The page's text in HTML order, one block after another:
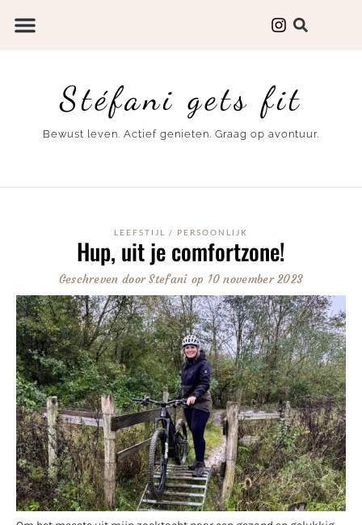
Stéfani gets fit
Bewust leven. Actief genieten. Graag op avontuur.
LEEFSTIJL / PERSOONLIJK
Hup, uit je comfortzone!
Geschreven doorStefani op 10 november 2023